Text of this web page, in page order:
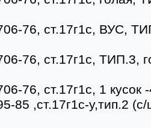
76, ст.17г1с, ВУС,
76, ст.17г1с, ТИП.3,
76, ст.17г1с, 1 кусок
85 ,ст.17г1с-у,тип.2